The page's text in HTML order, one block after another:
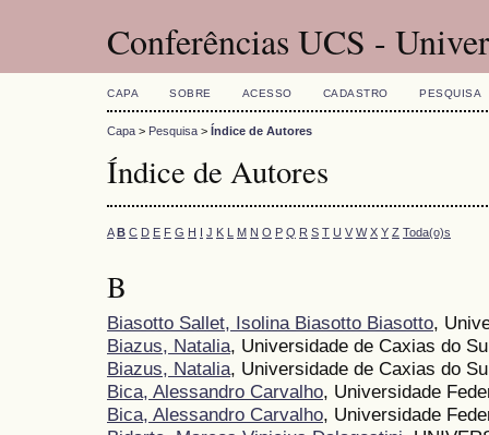
Conferências UCS -
CAPA SOBRE ACESSO CADASTRO PESQUISA
Capa > Pesquisa > Índice de Autores
Índice de Autores
A B C D E F G H I J K L M N O P Q R S T U V W X Y Z Toda(o)s
B
Biasotto Sallet, Isolina Biasotto Biasotto,
Biazus, Natalia, Universidade de Caxias do
Biazus, Natalia, Universidade de Caxias do
Bica, Alessandro Carvalho, Universidade
Bica, Alessandro Carvalho, Universidade